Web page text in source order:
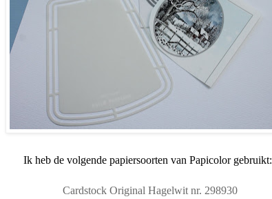
Ik heb de volgende papiersoorten van Papicolor gebruikt:
Cardstock Original Hagelwit nr. 298930